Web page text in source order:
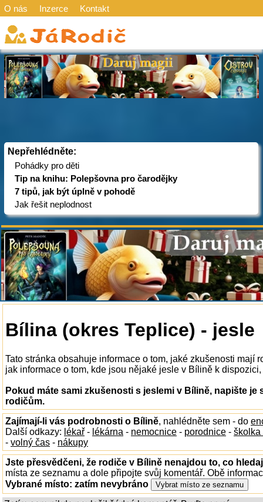
O nás Inzerce Kontakt
Nepřehlédněte:
Pohádky pro děti
Tip na knihu: Polepšovna pro čarodějky
7 tipů, jak být úplně v pohodě
Jak řešit neplodnost
Bílina (okres Teplice) - jesle
Tato stránka obsahuje informace o tom, jaké zkušenosti mají
jak informace o tom, kde jsou nějaké jesle v Bílině k
Pokud máte sami zkušenosti s jeslemi v Bílině, napište je
rodičům.
Zajímají-li vás podrobnosti o Bílině, nahlédněte sem - do
Další odkazy: lékař - lékárna - nemocnice - porodnice - školka
- volný čas - nákupy
Jste přesvědčeni, že rodiče v Bílině nenajdou to, co
místa ze seznamu a dole připojte svůj komentář. Obě
Vybrané místo: zatím nevybráno